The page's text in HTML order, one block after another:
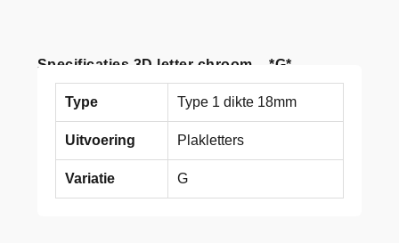
Specificaties 3D letter chroom – *G*
Type Type 1 dikte 18mm
Uitvoering Plakletters
Variatie G